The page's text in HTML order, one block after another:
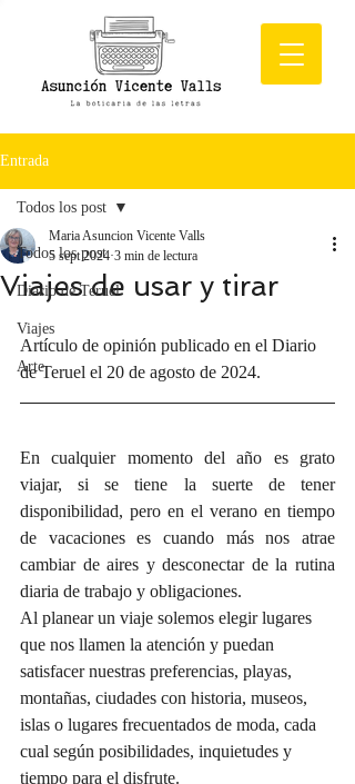
Entrada
Todos los post
Diario de Teruel
Viajes
Arte
Todos los post
Viajes de usar y tirar
Maria Asuncion Vicente Valls
5 sept 2024 3 min de lectura
Artículo de opinión publicado en el Diario
de Teruel el 20 de agosto de 2024.
En cualquier momento del año es grato
viajar, si se tiene la suerte de tener
disponibilidad, pero en el verano en tiempo
de vacaciones es cuando más nos atrae
cambiar de aires y desconectar de la rutina
diaria de trabajo y obligaciones.
Al planear un viaje solemos elegir lugares
que nos llamen la atención y puedan
satisfacer nuestras preferencias, playas,
montañas, ciudades con historia, museos,
islas o lugares frecuentados de moda, cada
cual según posibilidades, inquietudes y
tiempo para el disfrute.